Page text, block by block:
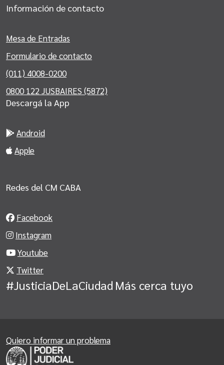
Información de contacto
Mesa de Entradas
Formulario de contacto
(011) 4008-0200
0800 122 JUSBAIRES (5872)
Descargá la App
Android
Apple
Redes del CM CABA
Facebook
Instagram
Youtube
Twitter
#JusticiaDeLaCiudad Más cerca tuyo
Quiero informar un problema